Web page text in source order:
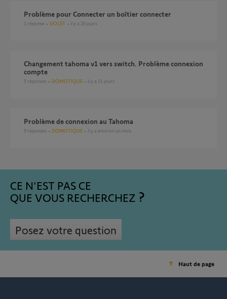
Problème pour Connecter un boîtier connecter
1 réponse VOLET il y a 20 jours
Changement tahoma v1 vers switch. Problème connexion
compte
5 réponses DOMOTIQUE il y a 11 jours
Problème de connexion au Tahoma
9 réponses DOMOTIQUE il y a environ un mois
CE N'EST PAS CE
QUE VOUS RECHERCHEZ
Posez votre question
Haut de page